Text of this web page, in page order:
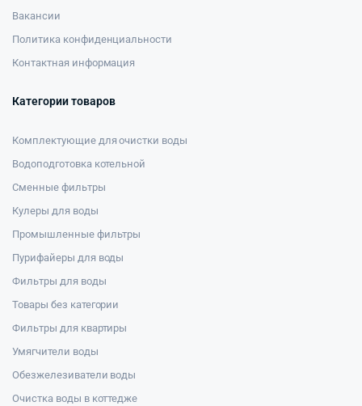
Вакансии
Политика конфиденциальности
Контактная информация
Категории товаров
Комплектующие для очистки воды
Водоподготовка котельной
Сменные фильтры
Кулеры для воды
Промышленные фильтры
Пурифайеры для воды
Фильтры для воды
Товары без категории
Фильтры для квартиры
Умягчители воды
Обезжелезиватели воды
Очистка воды в коттедже